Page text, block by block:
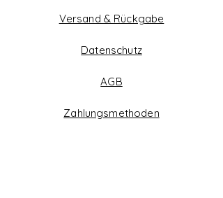
Versand & Rückgabe
Datenschutz
AGB
Zahlungsmethoden